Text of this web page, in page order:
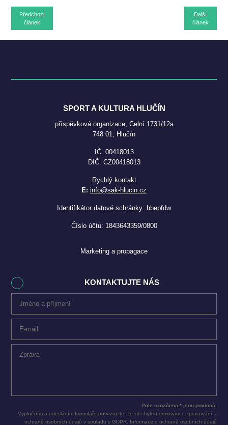
Další
článek
Předchozí
článek
SPORT A KULTURA HLUČÍN
příspěvková organizace, Celní 1731/12a
748 01, Hlučín
IČ: 00418013
DIČ: CZ00418013
Rychlý kontakt
E: info@sak-hlucin.cz
Identifikátor datové schránky: bbepfdw
Číslo účtu: 1843643359/0800
Marketing a propagace
KONTAKTUJTE NÁS
Pole označena * jsou povinná.
Vyplněním a odesláním formuláře potvrzujete, že jste byli informováni o zpracování a
ochraně osobních údajů v souladu s GDPR. Informace o ochraně osobních údajů